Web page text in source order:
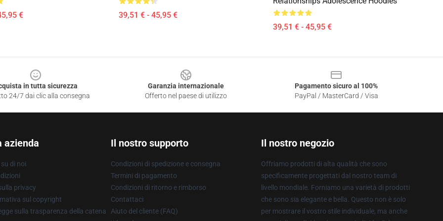
€ 39,51 € - 45,95 €
39,51 € - 45,95 €
in tutta sicurezza
24/7 dai clic alla consegna
Garanzia internazionale
Offerto nel paese di utilizzo
Pagamento sicuro al 100%
PayPal / MasterCard / Visa
azienda
di noi
privacy
sul copyright
sulla trasparenza della catena
Il nostro supporto
Condizioni di spedizione e consegna
Termini di pagamento
Condizioni di ritorno e rimborso
Contattaci
Aiuto del cliente (FAQ)
Il nostro negozio
Offriamo prodotti di alta qualità che sono
specificamente progettati dal nostro team di
livello mondiale. Forniamo una varietà di prodotti
che sono sia elegante e bella. Questo non è solo
per mostrare il vostro stile individuale, ma anche